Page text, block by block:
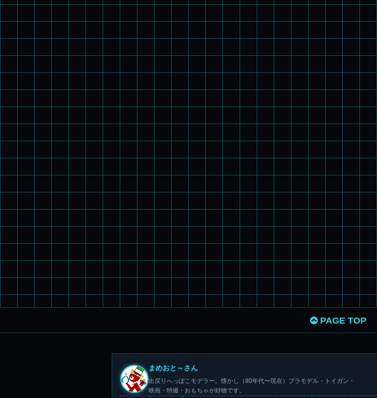
PAGE TOP
まめおと～さん
出戻りへっぽこモデラー。懐かし（80年代〜現在）プラモデル・トイガン・
映画・特撮・おもちゃが好物です。